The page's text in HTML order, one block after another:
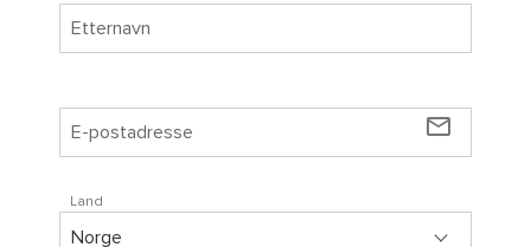
mail_outline
Land